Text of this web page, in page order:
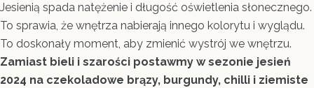
Jesienią spada natężenie i długość oświetlenia słonecznego.
To sprawia, że wnętrza nabierają innego kolorytu i wyglądu.
To doskonały moment, aby zmienić wystrój we wnętrzu.
Zamiast bieli i szarości postawmy w sezonie jesień
2024 na czekoladowe brązy, burgundy, chilli i ziemiste